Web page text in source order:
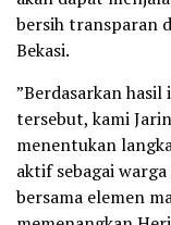
bersih transparan
Bekasi.
”Berdasarkan
tersebut, kami
menentukan
aktif sebagai
bersama elemen